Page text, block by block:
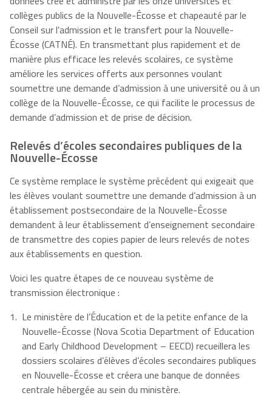
NSCAD
University
Saint Mary's
University
St. Francis
Xavier
University
Université
Sainte-Anne
University of
King's
collèges publics de la Nouvelle-Écosse et chapeauté par le
Conseil sur l'admission et le transfert pour la Nouvelle-
Écosse (CATNÉ). En transmettant plus rapidement et de
manière plus efficace les relevés scolaires, ce système
améliore les services offerts aux personnes voulant
soumettre une demande d’admission à une université ou à un
collège de la Nouvelle-Écosse, ce qui facilite le processus de
demande d’admission et de prise de décision.
Relevés d’écoles secondaires publiques de la
Nouvelle-Écosse
Ce système remplace le système précédent qui exigeait que
les élèves voulant soumettre une demande d’admission à un
établissement postsecondaire de la Nouvelle-Écosse
demandent à leur établissement d’enseignement secondaire
de transmettre des copies papier de leurs relevés de notes
aux établissements en question.
Voici les quatre étapes de ce nouveau système de
transmission électronique :
Le ministère de l’Éducation et de la petite enfance de la
Nouvelle-Écosse (Nova Scotia Department of Education
and Early Childhood Development – EECD) recueillera les
dossiers scolaires d’élèves d’écoles secondaires publiques
en Nouvelle-Écosse et créera une banque de données
centrale hébergée au sein du ministère.